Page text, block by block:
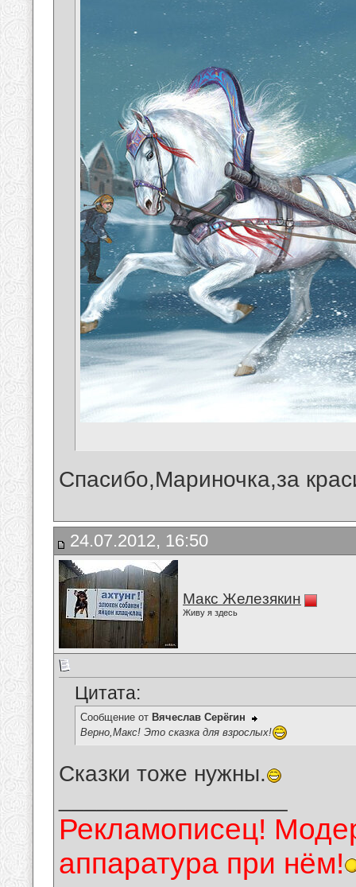
Спасибо,Мариночка,за
24.07.2012, 16:50
Макс Железякин
Живу я здесь
Цитата:
Сообщение от Вячеслав Серёгин
Верно,Макс! Это сказка для взрослых!
Сказки тоже нужны.
Рекламописец!
аппаратура при нём!